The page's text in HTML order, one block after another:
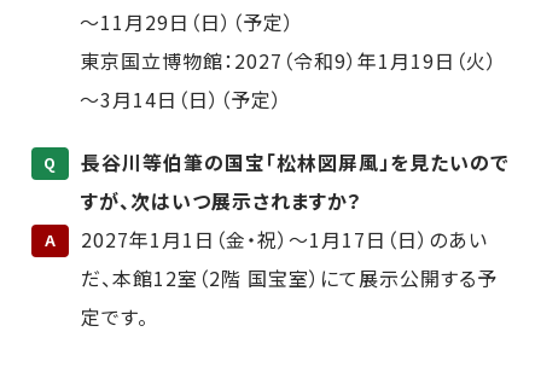
～11月29日（日）（予定）
東京国立博物館：2027（令和9）年1月19日（火）
～3月14日（日）（予定）
Q
長谷川等伯筆の国宝「松林図屏風」を見たいので
すが、次はいつ展示されますか？
A
2027年1月1日（金・祝）～1月17日（日）のあい
だ、本館12室（2階 国宝室）にて展示公開する予
定です。